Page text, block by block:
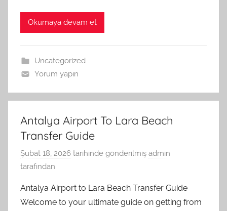
Okumaya devam et
Uncategorized
Yorum yapın
Antalya Airport To Lara Beach
Transfer Guide
Şubat 18, 2026 tarihinde gönderilmiş admin
tarafından
Antalya Airport to Lara Beach Transfer Guide
Welcome to your ultimate guide on getting from